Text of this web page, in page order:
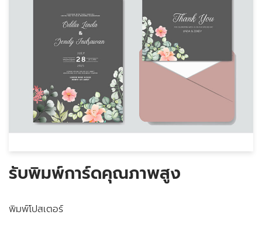
รับพิมพ์การ์ดคุณภาพสูง
พิมพ์โปสเตอร์